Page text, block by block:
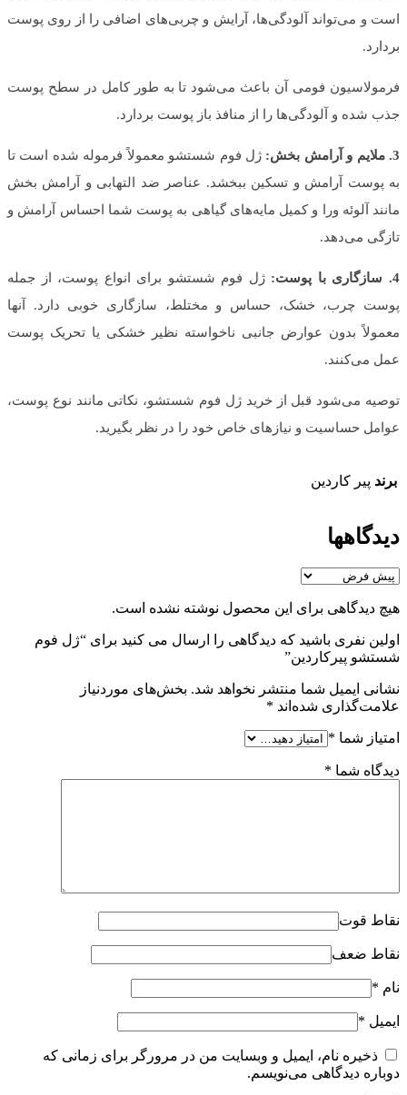
است و می‌تواند آلودگی‌ها، آرایش و چربی‌های اضافی را از روی پوست
بردارد.
فرمولاسیون فومی آن باعث می‌شود تا به طور کامل در سطح پوست
جذب شده و آلودگی‌ها را از منافذ باز پوست بردارد.
3. ملایم و آرامش بخش:
ژل فوم شستشو معمولاً فرموله شده است تا
به پوست آرامش و تسکین ببخشد. عناصر ضد التهابی و آرامش بخش
مانند آلوئه ورا و کمیل مایه‌های گیاهی به پوست شما احساس آرامش و
تازگی می‌دهد.
4. سازگاری با پوست:
ژل فوم شستشو برای انواع پوست، از جمله
پوست چرب، خشک، حساس و مختلط، سازگاری خوبی دارد. آنها
معمولاً بدون عوارض جانبی ناخواسته نظیر خشکی یا تحریک پوست
عمل می‌کنند.
توصیه می‌شود قبل از خرید ژل فوم شستشو، نکاتی مانند نوع پوست،
عوامل حساسیت و نیازهای خاص خود را در نظر بگیرید.
برند پیر کاردین
دیدگاهها
هیچ دیدگاهی برای این محصول نوشته نشده است.
اولین نفری باشید که دیدگاهی را ارسال می کنید برای “ژل فوم
شستشو پیرکاردین”
نشانی ایمیل شما منتشر نخواهد شد. بخش‌های موردنیاز
علامت‌گذاری شده‌اند *
امتیاز شما *
دیدگاه شما *
نقاط قوت
نقاط ضعف
نام *
ایمیل *
ذخیره نام، ایمیل و وبسایت من در مرورگر برای زمانی که
دوباره دیدگاهی می‌نویسم.